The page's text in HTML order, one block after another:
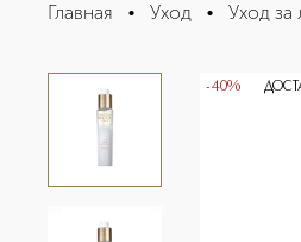
Liftox serum
Описание
Главная • Уход • Уход за
-40%